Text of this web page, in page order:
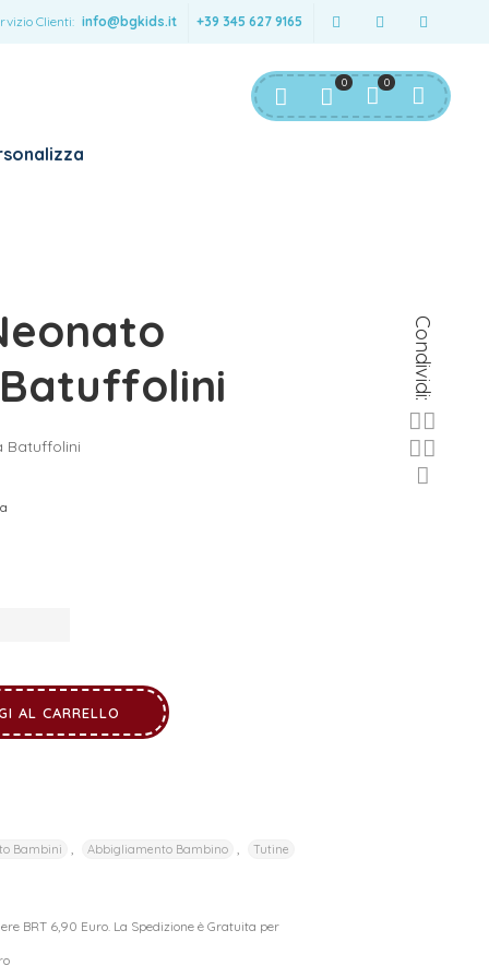
Clienti: info@bgkids.it +39 345 627 9165
0
0
Condividi:
Batuffolini
AL CARRELLO
Bambini Abbigliamento Bambino Tutine
BRT 6,90 Euro. La Spedizione è Gratuita per